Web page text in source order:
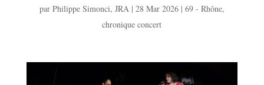
par Philippe Simonci, JRA| 28 Mar 2026| 69 - Rhône,
chronique concert